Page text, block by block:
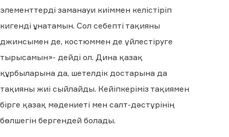
элементтерді заманауи киіммен келістіріп
кигенді ұнатамын. Сол себепті тақияны
джинсымен де, костюммен де үйлестіруге
тырысамын»- дейді ол. Дина қазақ
құрбыларына да, шетелдік достарына да
тақияны жиі сыйлайды. Кейіпкеріміз тақиямен
бірге қазақ мәдениеті мен салт-дәстүрінің
бөлшегін бергендей болады.